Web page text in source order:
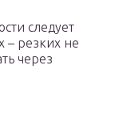
следует
– резких не
через